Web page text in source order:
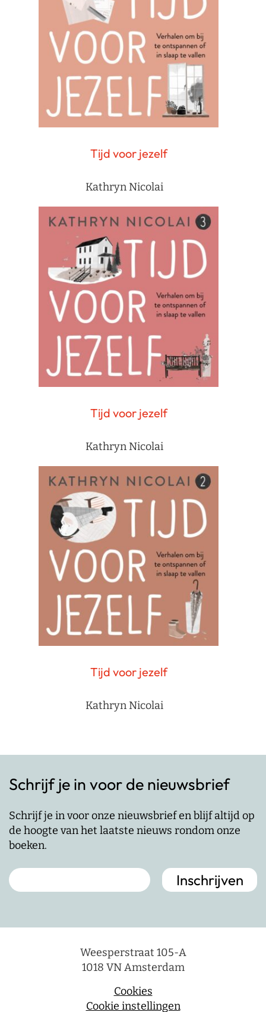
Tijd voor jezelf
Kathryn Nicolai
Tijd voor jezelf
Kathryn Nicolai
Tijd voor jezelf
Kathryn Nicolai
Schrijf je in voor de nieuwsbrief
Schrijf je in voor onze nieuwsbrief en blijf altijd op
de hoogte van het laatste nieuws rondom onze
boeken.
Weesperstraat 105-A
1018 VN Amsterdam
Cookies
Cookie instellingen